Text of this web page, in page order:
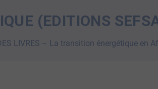
(EDITIONS
LIVRES – La transition énergétique